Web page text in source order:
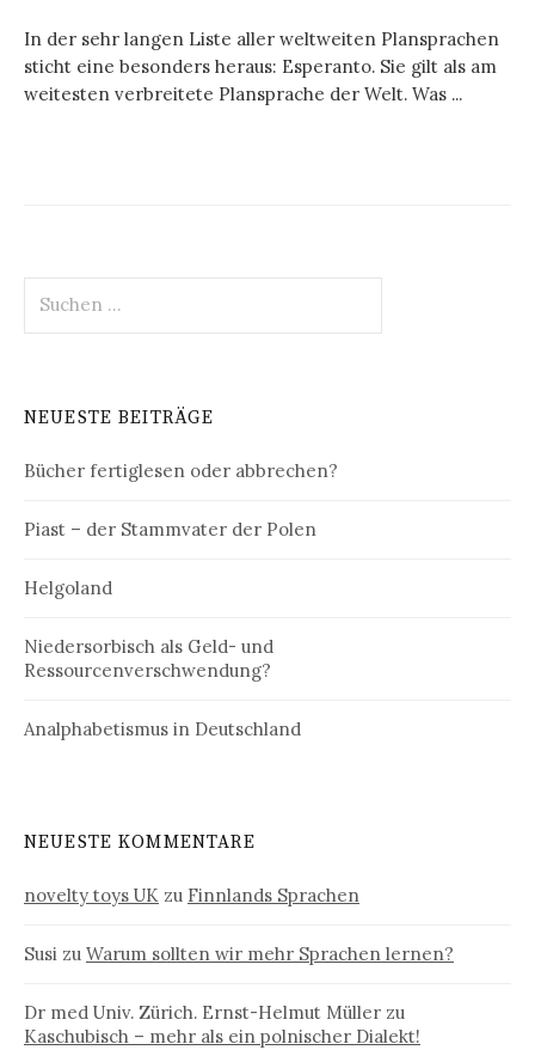
In der sehr langen Liste aller weltweiten Plansprachen
sticht eine besonders heraus: Esperanto. Sie gilt als am
weitesten verbreitete Plansprache der Welt. Was ...
nach:
NEUESTE BEITRÄGE
Bücher fertiglesen oder abbrechen?
Piast – der Stammvater der Polen
Helgoland
Niedersorbisch als Geld- und
Ressourcenverschwendung?
Analphabetismus in Deutschland
NEUESTE KOMMENTARE
novelty toys UK zu Finnlands Sprachen
Susi zu Warum sollten wir mehr Sprachen lernen?
Dr med Univ. Zürich. Ernst-Helmut Müller zu
Kaschubisch – mehr als ein polnischer Dialekt!